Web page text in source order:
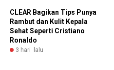
CLEAR Bagikan Tips Punya
Rambut dan Kulit Kepala
Sehat Seperti Cristiano
Ronaldo
3 hari lalu